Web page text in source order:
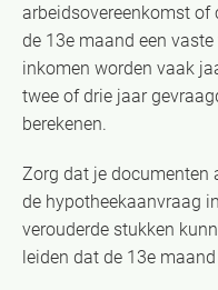
arbeidsovereenkomst
de 13e maand een
inkomen worden vaak
twee of drie jaar
berekenen.
Zorg dat je documenten
de hypotheekaanvraag
verouderde stukken
leiden dat de 13e